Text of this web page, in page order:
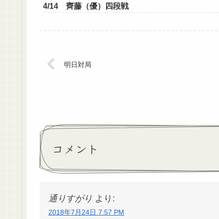
4/14 齊藤（優）四段戦
明日対局
コメント
通りすがり より:
2018年7月24日 7:57 PM